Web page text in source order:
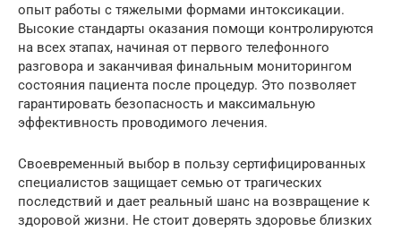
опыт работы с тяжелыми формами интоксикации.
Высокие стандарты оказания помощи контролируются
на всех этапах, начиная от первого телефонного
разговора и заканчивая финальным мониторингом
состояния пациента после процедур. Это позволяет
гарантировать безопасность и максимальную
эффективность проводимого лечения.
Своевременный выбор в пользу сертифицированных
специалистов защищает семью от трагических
последствий и дает реальный шанс на возвращение к
здоровой жизни. Не стоит доверять здоровье близких